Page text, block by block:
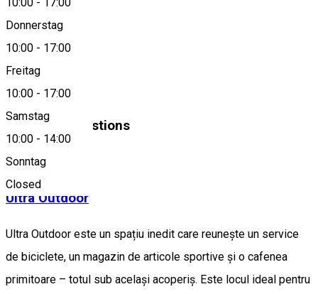
10:00 -
17:00
Donnerstag
10:00 - 17:00
Freitag
10:00 - 17:00
Samstag
10:00 - 14:00
Sonntag
Closed
About
Bike Shop
Similar Suggestions
CafeBike shop
Ultra Outdoor
Ultra Outdoor este un spațiu inedit care reunește un service
de biciclete, un magazin de articole sportive și o cafenea
primitoare – totul sub același acoperiș. Este locul ideal pentru